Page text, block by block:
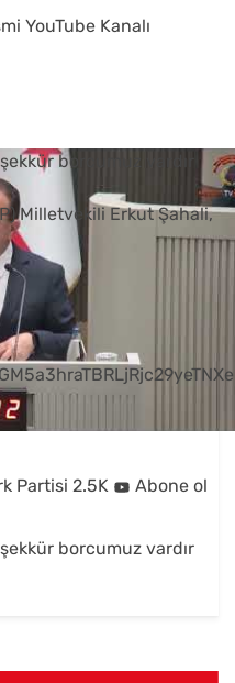
YouTube Kanalı
borcumuz vardır
Milletvekili Erkut Şahali,
Partisi 2.5K Abone ol
borcumuz vardır